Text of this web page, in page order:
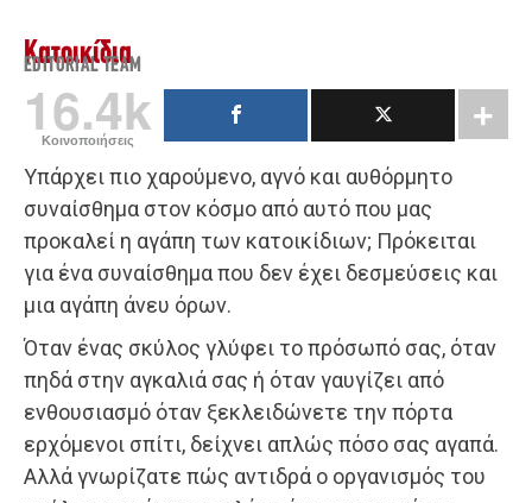
Κατοικίδια
EDITORIAL TEAM
16.4k
Κοινοποιήσεις
Υπάρχει πιο χαρούμενο, αγνό και αυθόρμητο
συναίσθημα στον κόσμο από αυτό που μας
προκαλεί η αγάπη των κατοικίδιων; Πρόκειται
για ένα συναίσθημα που δεν έχει δεσμεύσεις και
μια αγάπη άνευ όρων.
Όταν ένας σκύλος γλύφει το πρόσωπό σας, όταν
πηδά στην αγκαλιά σας ή όταν γαυγίζει από
ενθουσιασμό όταν ξεκλειδώνετε την πόρτα
ερχόμενοι σπίτι, δείχνει απλώς πόσο σας αγαπά.
Αλλά γνωρίζατε πώς αντιδρά ο οργανισμός του